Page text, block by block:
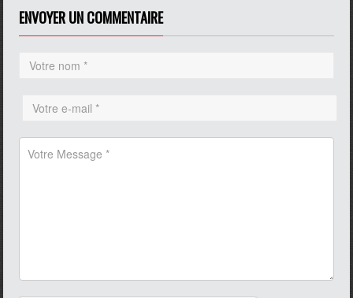
pause
ENVOYER UN COMMENTAIRE